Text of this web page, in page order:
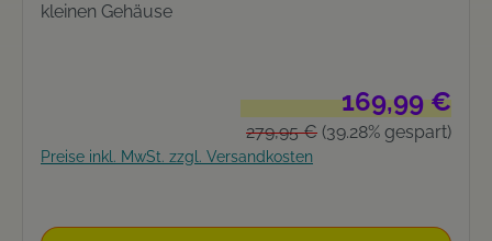
kleinen Gehäuse
Verkaufspreis:169,99 €
Regulärer Preis:
279,95 € (39.28% gespart)
Preise inkl. MwSt. zzgl. Versandkosten